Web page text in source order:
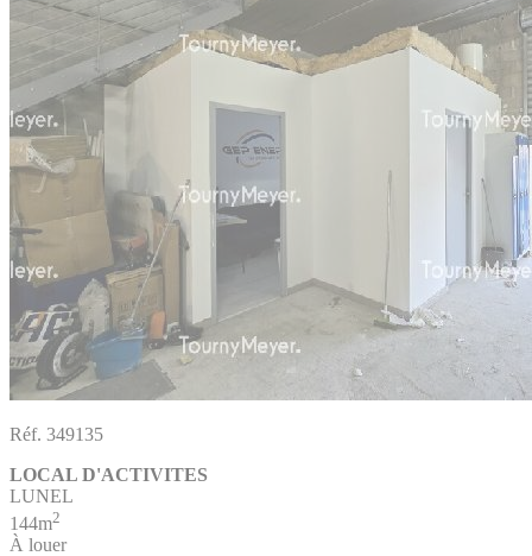
Réf. 349135
LOCAL D'ACTIVITES
LUNEL
144m2
À louer